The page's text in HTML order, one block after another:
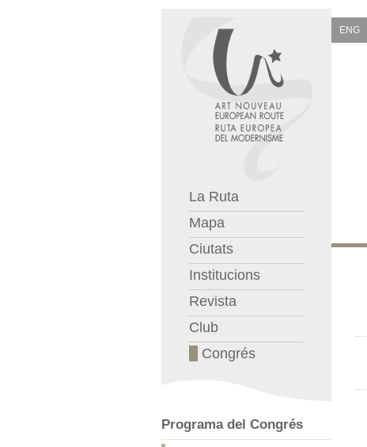
La Ruta
Mapa
Ciutats
Institucions
Revista
Club
Congrés
Programa del Congrés
ENG